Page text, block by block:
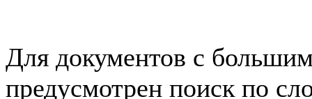
Для документов с
предусмотрен поиск по